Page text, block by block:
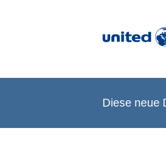
Diese neue